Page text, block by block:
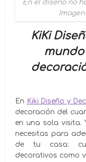
En el diseño no
KiKi
En Kiki Diseño y
decoración del
en una sola visita.
necesitas para
de tu casa:
decorativos como